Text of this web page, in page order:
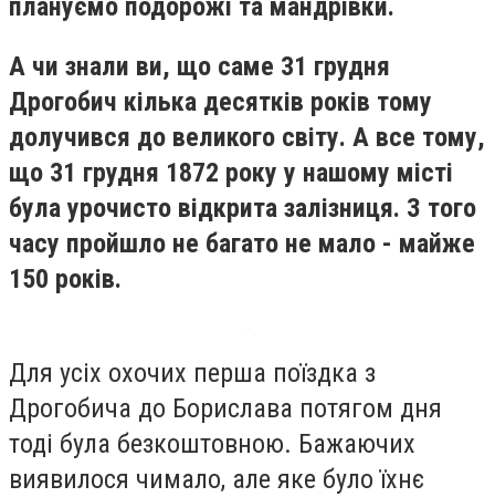
плануємо подорожі та мандрівки.
А чи знали ви, що саме 31 грудня
Дрогобич кілька десятків років тому
долучився до великого світу. А все тому,
що 31 грудня 1872 року у нашому місті
була урочисто відкрита залізниця. З того
часу пройшло не багато не мало - майже
150 років.
Для усіх охочих перша поїздка з
Дрогобича до Борислава потягом дня
тоді була безкоштовною. Бажаючих
виявилося чимало, але яке було їхнє